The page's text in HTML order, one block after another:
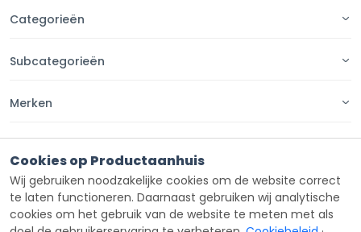
Categorieën
Subcategorieën
Merken
Contact
Cookies op Productaanhuis
Wij gebruiken noodzakelijke cookies om de website correct
te laten functioneren. Daarnaast gebruiken wij analytische
cookies om het gebruik van de website te meten met als